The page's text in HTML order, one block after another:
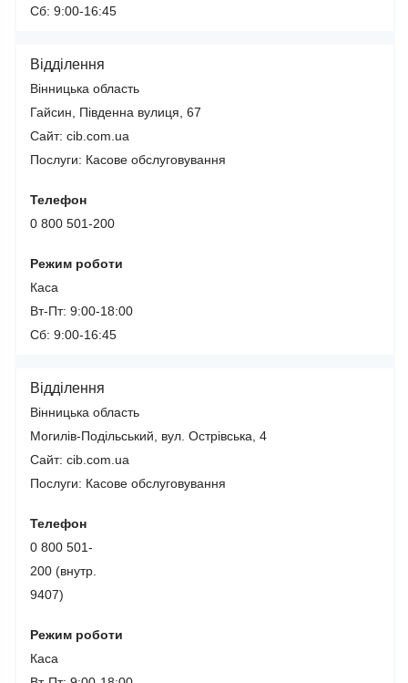
Сб: 9:00-16:45
Відділення
Вінницька область
Гайсин, Південна вулиця, 67
Сайт: cib.com.ua
Послуги: Касове обслуговування
Телефон
0 800 501-200
Режим роботи
Каса
Вт-Пт: 9:00-18:00
Сб: 9:00-16:45
Відділення
Вінницька область
Могилів-Подільський, вул. Острівська, 4
Сайт: cib.com.ua
Послуги: Касове обслуговування
Телефон
0 800 501-
200 (внутр.
9407)
Режим роботи
Каса